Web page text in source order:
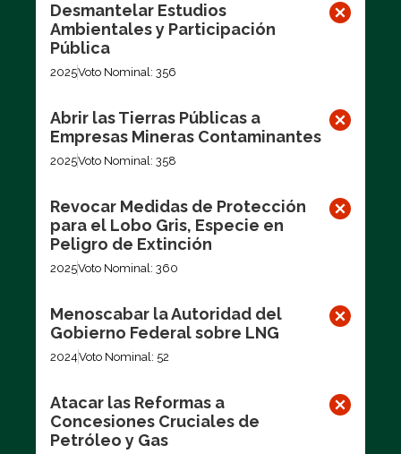
Desmantelar Estudios
Ambientales y Participación
Pública
2025Voto Nominal: 356
Abrir las Tierras Públicas a
Empresas Mineras Contaminantes
2025Voto Nominal: 358
Revocar Medidas de Protección
para el Lobo Gris, Especie en
Peligro de Extinción
2025Voto Nominal: 360
Menoscabar la Autoridad del
Gobierno Federal sobre LNG
2024Voto Nominal: 52
Atacar las Reformas a
Concesiones Cruciales de
Petróleo y Gas